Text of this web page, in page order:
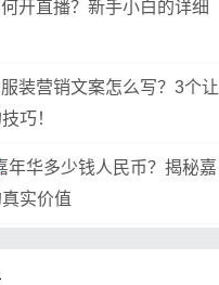
开直播？新手小白的详细
装营销文案怎么写？3个让
巧！
年华多少钱人民币？揭秘嘉
实价值